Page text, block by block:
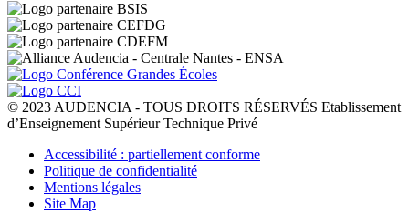
© 2023 AUDENCIA - TOUS DROITS RÉSERVÉS Etablissement
d’Enseignement Supérieur Technique Privé
Pied
page
Accessibilité : partiellement conforme
Politique de confidentialité
Mentions légales
Site Map